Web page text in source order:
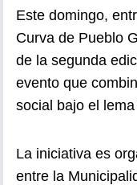
Este domingo,
Curva de Pueblo
de la segunda
evento que
social bajo el
La iniciativa es
entre la